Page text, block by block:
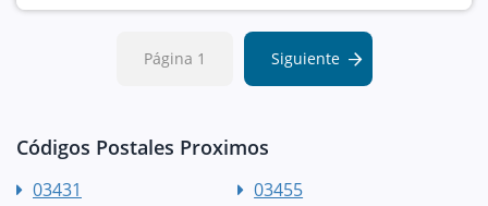
Página 1 Siguiente
Códigos Postales Proximos
03431 03455